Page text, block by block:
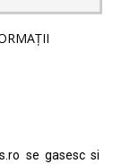
se gasesc si